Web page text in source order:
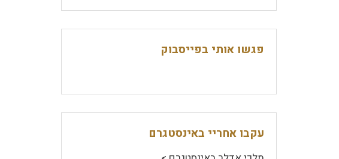
פגשו אותי בפייסבוק
עקבו אחריי באינסטגרם